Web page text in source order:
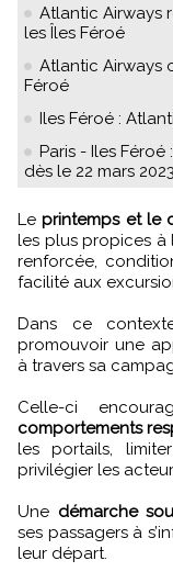
Atlantic Airways
les Îles Féroé
Atlantic Airways
Féroé
Iles Féroé :
Paris - Iles
dès le 22 mars 2023
Leprintemps et le
les plus propices à
renforcée,
facilité aux
Dans ce
promouvoir une
à travers sa
Celle-ci
comportements
les portails,
privilégier les
Une démarche
ses passagers à
leur départ.